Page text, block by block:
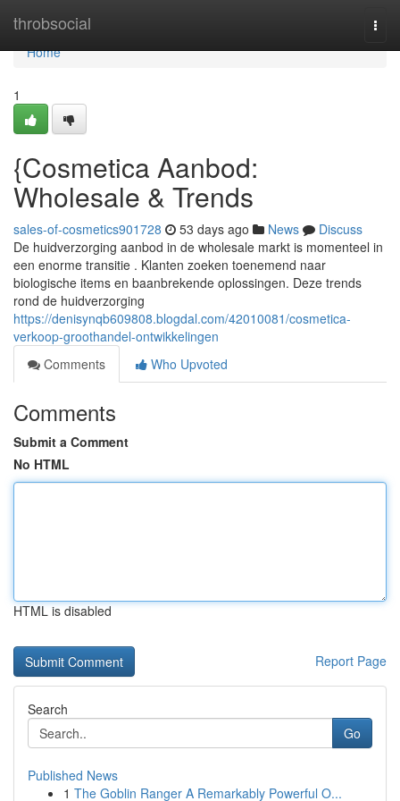
throbsocial
Home
Home
1
{Cosmetica Aanbod:
Wholesale & Trends
sales-of-cosmetics901728 53 days ago News
Discuss
De huidverzorging aanbod in de wholesale markt is momenteel in
een enorme transitie . Klanten zoeken toenemend naar
biologische items en baanbrekende oplossingen. Deze trends
rond de huidverzorging
https://denisynqb609808.blogdal.com/42010081/cosmetica-
verkoop-groothandel-ontwikkelingen
Comments
Who Upvoted
Comments
Submit a Comment
No HTML
HTML is disabled
Report Page
Search
Go
Published News
1 The Goblin Ranger A Remarkably Powerful O...